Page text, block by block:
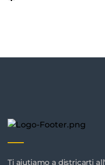
Ti aiutiamo a districarti